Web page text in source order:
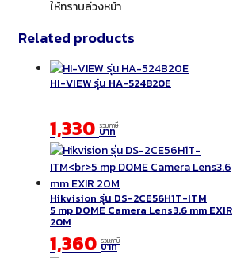
ให้ทราบล่วงหน้า
Related products
HI-VIEW รุ่น HA-524B20E
1,330 รวมภาษี
บาท
Hikvision รุ่น DS-2CE56H1T-ITM
5 mp DOME Camera Lens3.6 mm EXIR
20M
1,360 รวมภาษี
บาท